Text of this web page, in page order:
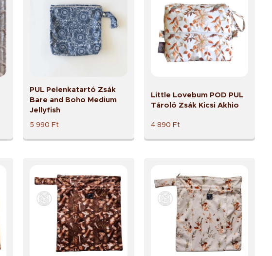
PUL Pelenkatartó Zsák
Bare and Boho Medium
Jellyfish
5 990 Ft
Little Lovebum POD PUL
Tároló Zsák Kicsi Akhio
4 890 Ft